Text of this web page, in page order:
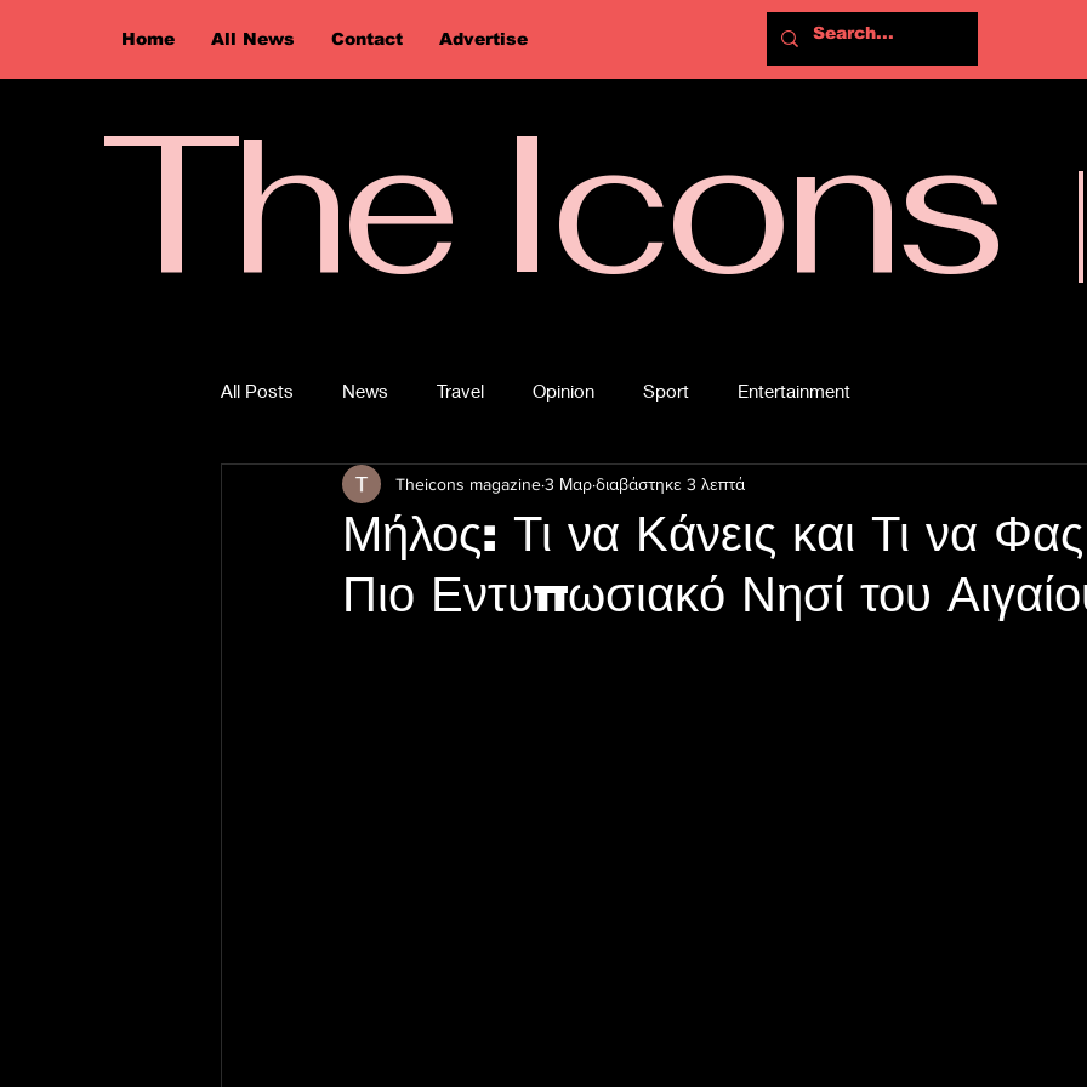
Home All News Contact Advertise
The Icons
All Posts News Travel Opinion Sport Entertainment
Μήλος: Τι να Κάνεις και Τι να
Πιο Εντυπωσιακό Νησί του
Theicons magazine3 Μαρδιαβάστηκε 3 λεπτά